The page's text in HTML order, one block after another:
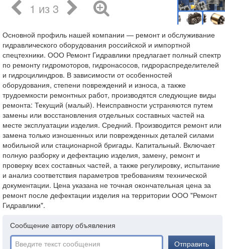
1 из 3
Основной профиль нашей компании — ремонт и обслуживание
гидравлического оборудования российской и импортной
спецтехники. ООО Ремонт Гидравлики предлагает полный спектр
по ремонту гидромоторов, гидронасосов, гидрораспределителей
и гидроцилиндров. В зависимости от особенностей
оборудования, степени повреждений и износа, а также
трудоемкости ремонтных работ, производятся следующие виды
ремонта: Текущий (малый). Неисправности устраняются путем
замены или восстановления отдельных составных частей на
месте эксплуатации изделия. Средний. Производится ремонт или
замена только изношенных или поврежденных деталей силами
мобильной или стационарной бригады. Капитальный. Включает
полную разборку и дефектацию изделия, замену, ремонт и
проверку всех составных частей, а также регулировку, испытание
и анализ соответствия параметров требованиям технической
документации. Цена указана не точная окончательная цена за
ремонт после дефектации изделия на территории ООО "Ремонт
Гидравлики".
Сообщение автору объявления
Отправить